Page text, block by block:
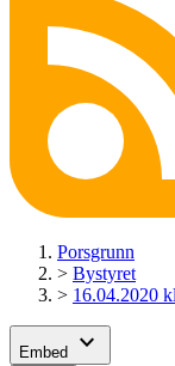
Porsgrunn
> Bystyret
> 16.04.2020
Embed expand_more